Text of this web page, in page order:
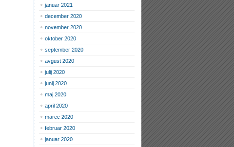
januar 2021
december 2020
november 2020
oktober 2020
september 2020
avgust 2020
julij 2020
junij 2020
maj 2020
april 2020
marec 2020
februar 2020
januar 2020